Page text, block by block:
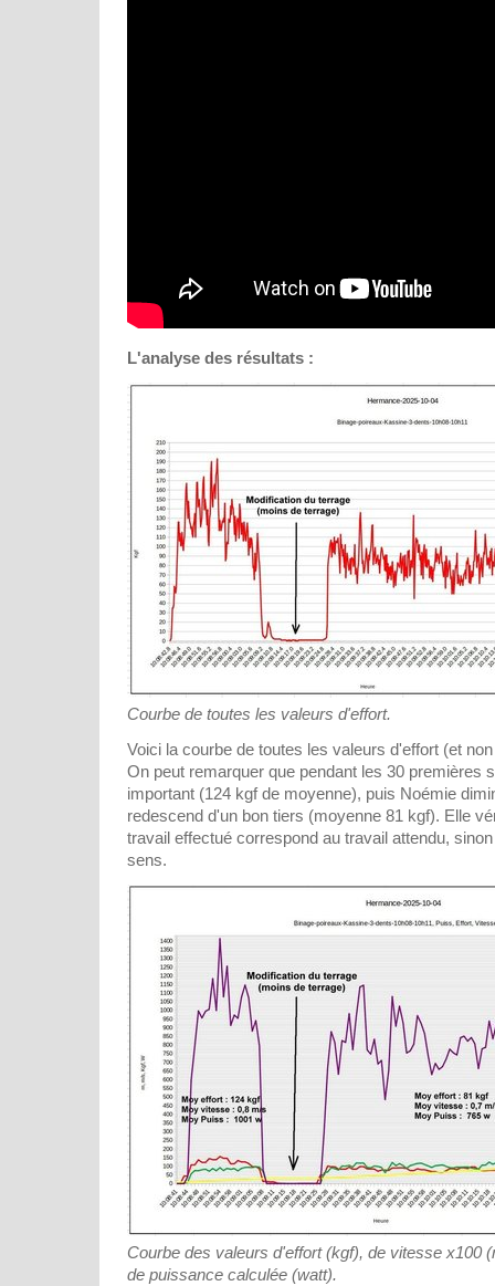
L'analyse des résultats :
Courbe de toutes les valeurs d'effort.
Voici la courbe de toutes les valeurs d'effort (et
On peut remarquer que pendant les 30 premières
important (124 kgf de moyenne), puis Noémie
redescend d'un bon tiers (moyenne 81 kgf). Elle
travail effectué correspond au travail attendu,
sens.
Courbe des valeurs d'effort (kgf), de vitesse x100
de puissance calculée (watt).